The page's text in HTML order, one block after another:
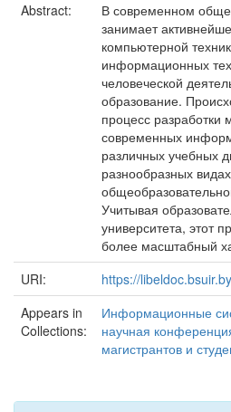
Abstract:
В современном
занимает
компьютерной
информационных
человеческой
образование.
процесс разработки
современных
различных учебных
разнообразных
Учитывая
университета, этот
более масштабный
URI:
https://
Appears in
Collections:
Информационные
научная
магистрантов и